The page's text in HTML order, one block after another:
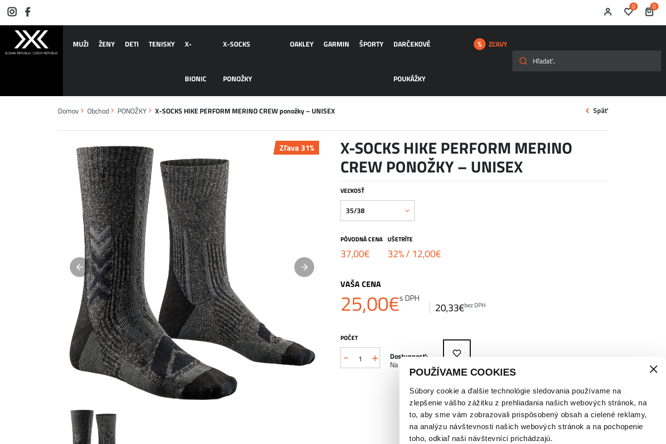
POUŽÍVAME COOKIES
Súbory cookie a ďalšie technológie sledovania používame na
zlepšenie vášho zážitku z prehliadania našich webových stránok, na
to, aby sme vám zobrazovali prispôsobený obsah a cielené reklamy,
na analýzu návštevnosti našich webových stránok a na pochopenie
toho, odkiaľ naši návštevníci prichádzajú.
0 0
MUŽI ŽENY DETI TENISKY X-
BIONIC
X-SOCKS
PONOŽKY
OAKLEY GARMIN ŠPORTY DARČEKOVÉ
POUKÁŽKY
ZĽAVY
Domov Obchod PONOŽKY X-SOCKS HIKE PERFORM MERINO CREW ponožky – UNISEX Späť
Zľava 31% X-SOCKS HIKE PERFORM MERINO
CREW PONOŽKY – UNISEX
VEĽKOSŤ
35/38
PÔVODNÁ CENA
37,00€
UŠETRÍTE
32% /12,00€
VAŠA CENA
25,00€s DPH
20,33€bez DPH
POČET
-
množstvo+
Dostupnosť:
Na sklade